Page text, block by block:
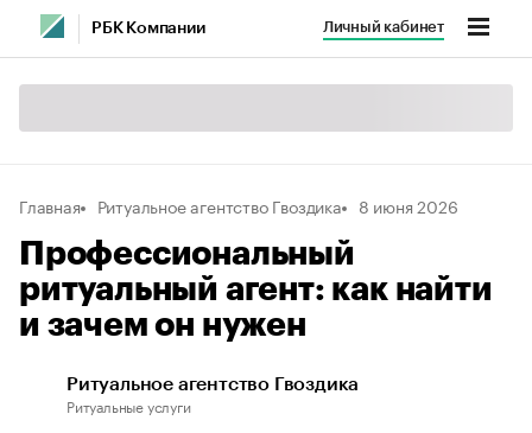
РБК Компании Личный кабинет
Главная Ритуальное агентство Гвоздика 8 июня 2026
Профессиональный
ритуальный агент: как найти
и зачем он нужен
Ритуальное агентство Гвоздика
Ритуальные услуги